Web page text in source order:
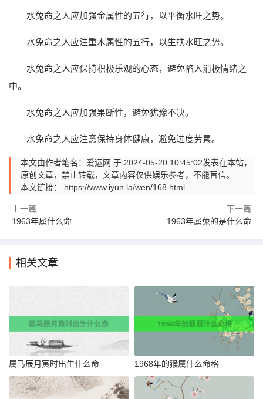
水兔命之人应加强金属性的五行，以平衡水旺之势。
水兔命之人应注重木属性的五行，以生扶水旺之势。
水兔命之人应保持积极乐观的心态，避免陷入消极情绪之
中。
水兔命之人应加强果断性，避免犹豫不决。
水兔命之人应注意保持身体健康，避免过度劳累。
本文由作者笔名：爱运网 于 2024-05-20 10:45:02发表在本站，
原创文章，禁止转载，文章内容仅供娱乐参考，不能盲信。
本文链接： https://www.iyun.la/wen/168.html
上一篇
1963年属什么命
下一篇
1963年属兔的是什么命
相关文章
属马辰月寅时出生什么命 1968年的猴属什么命格